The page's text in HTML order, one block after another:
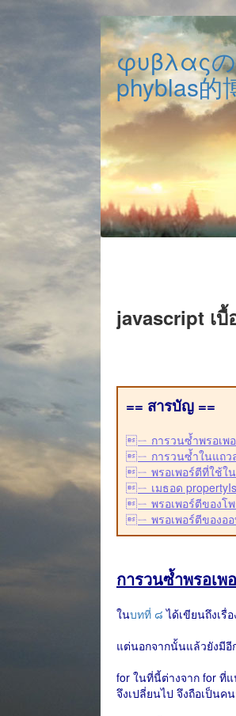
φυβλας
phyblas的
javascript เ
== สารบัญ ==
ㄧ การวนซ้ำพรอเพ
ㄧ การวนซ้ำในแถ
ㄧ พรอเพอร์ตีที่ใช้ใ
ㄧ เมธอด
ㄧ พรอเพอร์ตีของโ
ㄧ พรอเพอร์ตีของออ
การวนซ้ำพรอเ
ในบทที่ ๘ ได้เขียนถึงเรื่
แต่นอกจากนั้นแล้วยังมีอี
for ในที่นี้ต่างจาก for ที่
จึงเปลี่ยนไป จึงถือเป็นค